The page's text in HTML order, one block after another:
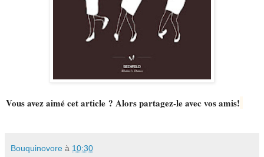
Vous avez aimé cet article ? Alors partagez-le avec vos amis!
Bouquinovore à 10:30